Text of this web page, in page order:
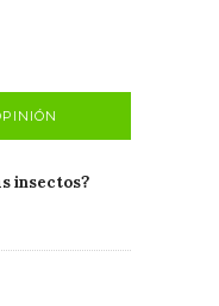
insectos?